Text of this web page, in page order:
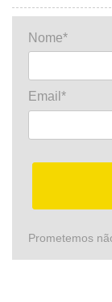
Nome*
Email*
Prometemos